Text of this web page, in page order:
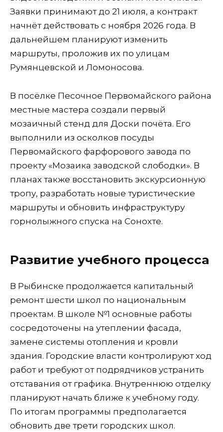
Заявки принимают до 21 июля, а контракт
начнёт действовать с ноября 2026 года. В
дальнейшем планируют изменить
маршруты, проложив их по улицам
Румянцевской и Ломоносова.
В посёлке Песочное Первомайского района
местные мастера создали первый
мозаичный стенд для Доски почёта. Его
выполнили из осколков посуды
Первомайского фарфорового завода по
проекту «Мозаика заводской слободки». В
планах также восстановить экскурсионную
тропу, разработать новые туристические
маршруты и обновить инфраструктуру
горнолыжного спуска на Сонохте.
Развитие учебного процесса
В Рыбинске продолжается капитальный
ремонт шести школ по национальным
проектам. В школе №1 основные работы
сосредоточены на утеплении фасада,
замене системы отопления и кровли
здания. Городские власти контролируют ход
работ и требуют от подрядчиков устранить
отставания от графика. Внутреннюю отделку
планируют начать ближе к учебному году.
По итогам программы предполагается
обновить две трети городских школ.